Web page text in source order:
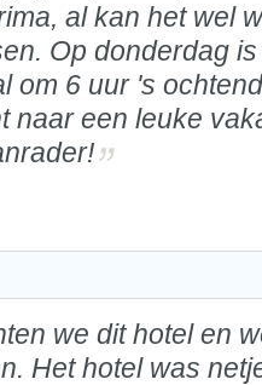
al kan het wel
Op donderdag
om 6 uur 's
naar een leuke
we dit hotel en
Het hotel was